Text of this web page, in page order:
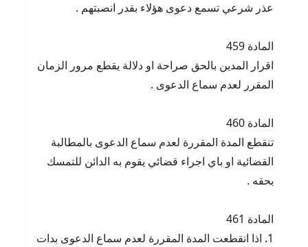
عذر شرعي تسمع دعوى هؤلاء بقدر انصبتهم .
المادة 459
اقرار المدين بالحق صراحة او دلالة يقطع مرور الزمان
المقرر لعدم سماع الدعوى .
المادة 460
تنقطع المدة المقررة لعدم سماع الدعوى بالمطالبة
القضائية او باي اجراء قضائي يقوم به الدائن للتمسك
بحقه .
المادة 461
1. اذا انقطعت المدة المقررة لعدم سماع الدعوى بدات